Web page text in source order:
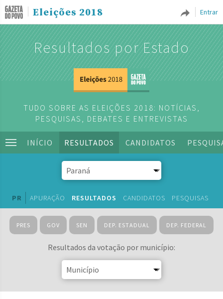
Entrar
Eleições 2018
Resultados por Estado
TUDO SOBRE AS ELEIÇÕES 2018: NOTÍCIAS,
PESQUISAS, DEBATES E ENTREVISTAS
INÍCIO RESULTADOS CANDIDATOS
PR APURAÇÃO RESULTADOS CANDIDATOS PESQUISAS
PRES GOV SEN DEP. ESTADUAL DEP. FEDERAL
Resultados da votação por município: